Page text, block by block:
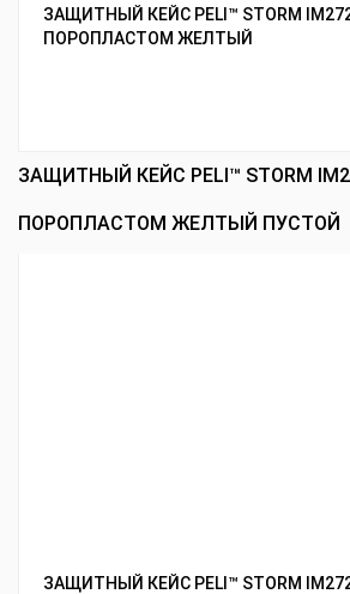
ЗАЩИТНЫЙ КЕЙС PELI™ STORM
ПОРОПЛАСТОМ ЖЕЛТЫЙ
ЗАЩИТНЫЙ КЕЙС PELI™ STORM
ПОРОПЛАСТОМ ЖЕЛТЫЙ ПУСТОЙ
ЗАЩИТНЫЙ КЕЙС PELI™ STORM